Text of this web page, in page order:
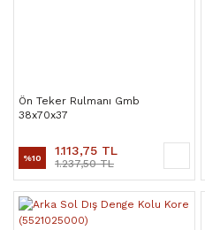
Ön Teker Rulmanı Gmb
38x70x37
%10 1.113,75 TL
1.237,50 TL